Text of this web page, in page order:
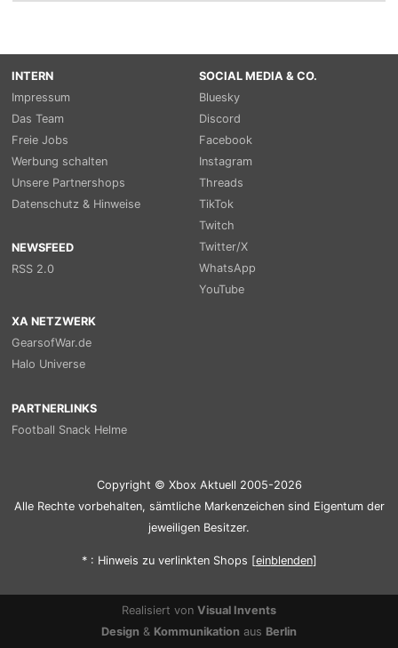
INTERN
Impressum
Das Team
Freie Jobs
Werbung schalten
Unsere Partnershops
Datenschutz & Hinweise
NEWSFEED
RSS 2.0
SOCIAL MEDIA & CO.
Bluesky
Discord
Facebook
Instagram
Threads
TikTok
Twitch
Twitter/X
WhatsApp
YouTube
XA NETZWERK
GearsofWar.de
Halo Universe
PARTNERLINKS
Football Snack Helme
Copyright © Xbox Aktuell 2005-2026
Alle Rechte vorbehalten, sämtliche Markenzeichen sind Eigentum der
jeweiligen Besitzer.
* : Hinweis zu verlinkten Shops [einblenden]
Realisiert von Visual Invents
Design & Kommunikation aus Berlin